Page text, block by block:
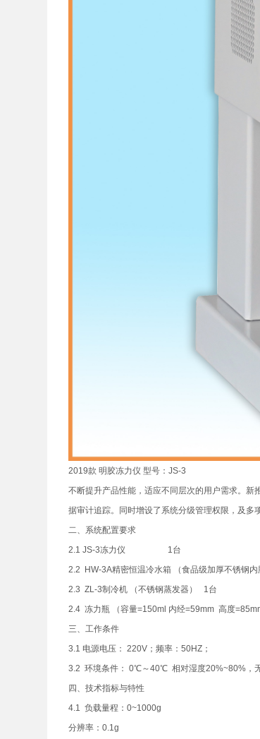
2019款 明胶冻力仪 型号：JS-3
不断提升产品性能，适应不同层次的用户需求。
据审计追踪。同时增设了系统分级管理权限，及多
二、系统配置要求
2.1 JS-3冻力仪 1台
2.2 HW-3A精密恒温冷水箱 （食品级加厚不锈钢
2.3 ZL-3制冷机 （不锈钢蒸发器） 1台
2.4 冻力瓶 （容量=150ml 内经=59mm 高度
三、工作条件
3.1 电源电压： 220V；频率：50HZ；
3.2 环境条件： 0℃～40℃ 相对湿度20%~80%，
四、技术指标与特性
4.1 负载量程：0~1000g
分辨率：0.1g